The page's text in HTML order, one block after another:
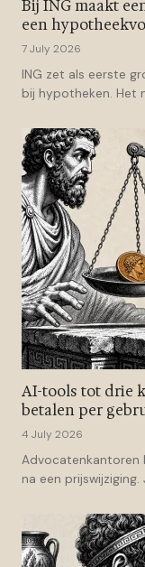
Bij ING maakt
een
7 July 2026
ING zet als eerste
bij hypotheken. Het
AI-tools tot drie
betalen per
4 July 2026
Advocatenkantoren
na een